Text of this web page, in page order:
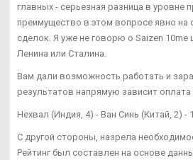
главных - серьезная разница в уровне
преимущество в этом вопросе явно на
сделок. Я уже не говорю о Saizen 10me
Ленина или Сталина.
Вам дали возможность работать и
результатов напрямую зависит оплата
Нехвал (Индия, 4) - Ван Синь (Китай, 2) -
С другой стороны, назрела
Рейтинг был составлен на основе